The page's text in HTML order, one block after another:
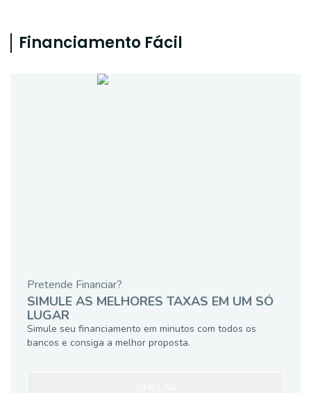
Financiamento Fácil
Pretende Financiar?
SIMULE AS MELHORES TAXAS EM UM SÓ
LUGAR
Simule seu financiamento em minutos com todos os
bancos e consiga a melhor proposta.